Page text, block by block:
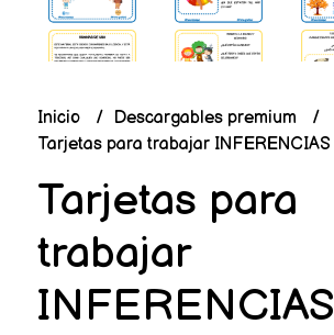
Inicio
Descargables premium
Tarjetas para trabajar INFERENCIAS
Tarjetas para
trabajar
INFERENCIAS